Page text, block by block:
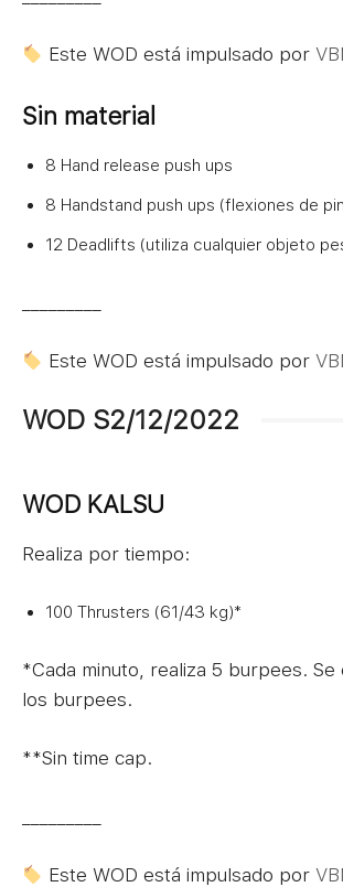
Este WOD está impulsado por
Sin material
8 Hand release push ups
8 Handstand push ups (flexiones de
12 Deadlifts (utiliza cualquier objeto
Este WOD está impulsado por
WOD S2/12/2022
WOD KALSU
Realiza por tiempo:
100 Thrusters (61/43 kg)*
*Cada minuto, realiza 5 burpees. Se
los burpees.
**Sin time cap.
Este WOD está impulsado por